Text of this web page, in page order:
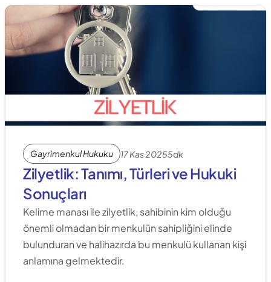
Gayrimenkul Hukuku 17 Kas 20255dk
Zilyetlik: Tanımı, Türleri ve Hukuki
Sonuçları
Kelime manası ile zilyetlik, sahibinin kim olduğu
önemli olmadan bir menkulün sahipliğini elinde
bulunduran ve halihazırda bu menkulü kullanan kişi
anlamına gelmektedir.